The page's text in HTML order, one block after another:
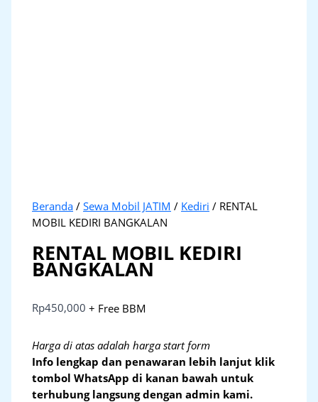
Beranda /Sewa Mobil JATIM / Kediri / RENTAL
MOBIL KEDIRI BANGKALAN
RENTAL MOBIL KEDIRI
BANGKALAN
Rp450,000 + Free BBM
Harga di atas adalah harga start form
Info lengkap dan penawaran lebih lanjut klik
tombol WhatsApp di kanan bawah untuk
terhubung langsung dengan admin kami.